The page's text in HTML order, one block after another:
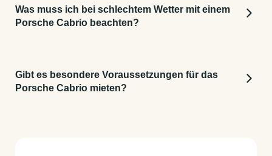
Was muss ich bei schlechtem Wetter mit einem
Porsche Cabrio beachten?
wie sie Porsche anbietet, so gut gebaut, dass Sie
fast keinen Unterschied zum Coupé merken, sofern
Gibt es besondere Voraussetzungen für das
Porsche Cabrio mieten?